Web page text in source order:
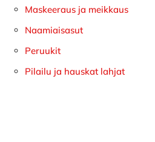
Maskeeraus ja meikkaus
Naamiaisasut
Peruukit
Pilailu ja hauskat lahjat